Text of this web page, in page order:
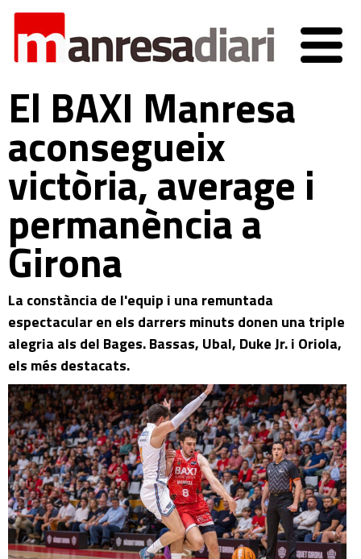
El BAXI Manresa
aconsegueix
victòria, average i
permanència a
Girona
La constància de l'equip i una remuntada
espectacular en els darrers minuts donen una triple
alegria als del Bages. Bassas, Ubal, Duke Jr. i Oriola,
els més destacats.